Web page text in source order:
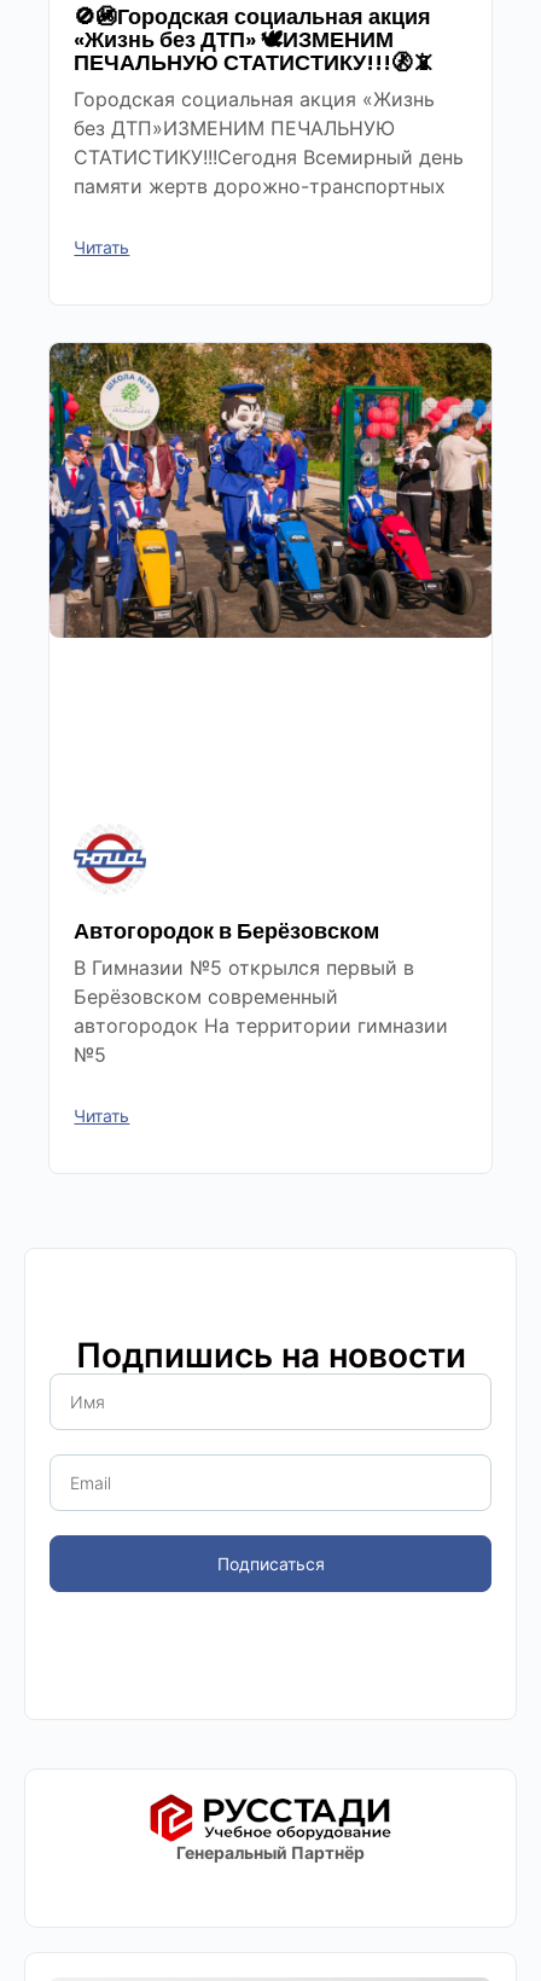
🚫🚳Городская социальная акция
«Жизнь без ДТП» 🕊ИЗМЕНИМ
ПЕЧАЛЬНУЮ СТАТИСТИКУ!!!🚷📵
Городская социальная акция «Жизнь
без ДТП»ИЗМЕНИМ ПЕЧАЛЬНУЮ
СТАТИСТИКУ!!!Сегодня Всемирный день
памяти жертв дорожно-транспортных
Читать
Автогородок в Берёзовском
В Гимназии №5 открылся первый в
Берёзовском современный
автогородок На территории гимназии
№5
Читать
Подпишись на новости
Подписаться
Генеральный Партнёр